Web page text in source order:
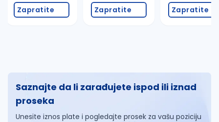
Zapratite Zapratite Zapratite
Saznajte da li zarađujete ispod ili iznad
proseka
Unesite iznos plate i pogledajte prosek za vašu poziciju